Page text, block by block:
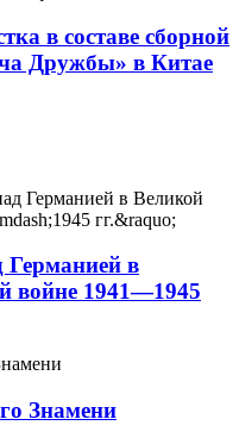
в составе сборной
Дружбы» в Китае
Германией в
войне 1941—1945
Знамени